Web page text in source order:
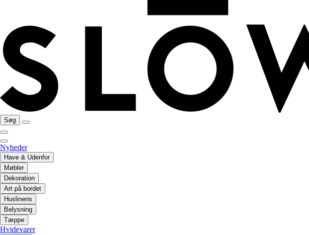
Søg
Nyheder
Have & Udenfor
Møbler
Dekoration
Art på bordet
Huslinens
Belysning
Tæppe
Hvidevarer